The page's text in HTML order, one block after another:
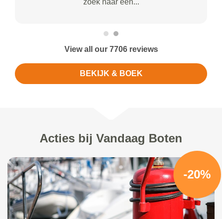
zoek naar een...
View all our 7706 reviews
BEKIJK & BOEK
Acties bij Vandaag Boten
-20%